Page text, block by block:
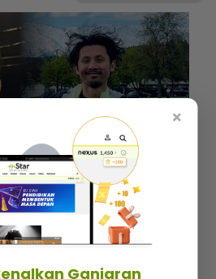
duda, Luqman
sunyi tanpa pasangan
×
Ganjaran